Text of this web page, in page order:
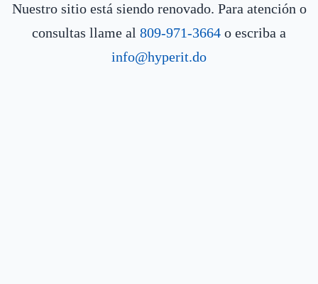
Nuestro sitio está siendo renovado. Para atención o
consultas llame al 809-971-3664 o escriba a
info@hyperit.do